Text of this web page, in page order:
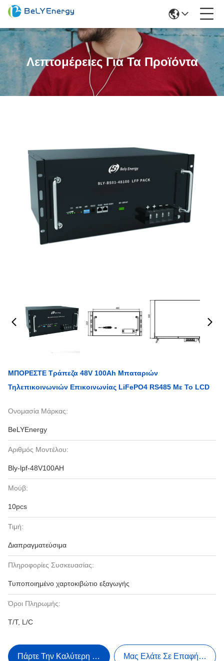
Λεπτομέρειες Για Τα Προϊόντα
ΜΠΟΡΕΣΤΕ Τράπεζα 48V 100Ah Μπαταριών
Τηλεπικοινωνιών Επικοινωνίας LiFePO4 RS485 Με Το LCD
Ονομασία Μάρκας:
BeLYEnergy
Αριθμός Μοντέλου:
Bly-lpf-48V100AH
Μούβ:
10pcs
Τιμή:
Διαπραγματεύσιμα
Πληροφορίες Συσκευασίας:
Τυποποιημένο χαρτοκιβώτιο εξαγωγής
Όροι Πληρωμής:
T/T, L/C
Πάρτε Την Καλύτερη Τιμή Μας Ελάτε Σε Επαφή Με